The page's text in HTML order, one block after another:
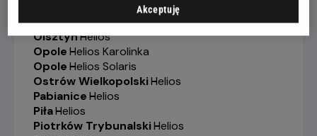
Nowy Sącz-
Helios
Olsztyn-
Helios
Opole-
Helios Karolinka
Opole-
Helios Solaris
Ostrów Wielkopolski-
Helios
Pabianice-
Helios
Piła-
Helios
Piotrków Trybunalski-
Helios
Akceptuję